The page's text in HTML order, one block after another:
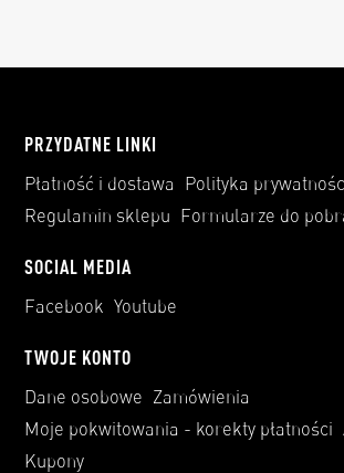
PRZYDATNE LINKI
Płatność i dostawa Polityka
Regulamin sklepu Formularze do
SOCIAL MEDIA
Facebook Youtube
TWOJE KONTO
Dane osobowe Zamówienia
Moje pokwitowania - korekty płatności
Kupony